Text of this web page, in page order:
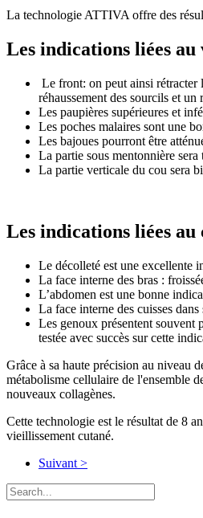
La technologie ATTIVA offre des
Les indications liées au
Le front: on peut ainsi rétracter l
réhaussement des sourcils et un
Les paupières supérieures et
Les poches malaires sont une
Les bajoues pourront être
La partie sous mentonnière sera
La partie verticale du cou sera
Les indications liées au
Le décolleté est une excellente
La face interne des bras :
L’abdomen est une bonne
La face interne des cuisses
Les genoux présentent souvent
testée avec succès sur cette
Grâce à sa haute précision au niveau
métabolisme cellulaire de l'ensemble
nouveaux collagènes.
Cette technologie est le résultat de 8
vieillissement cutané.
Suivant >